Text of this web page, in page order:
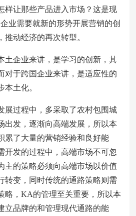
样让那些产品进入市场？这是现
业需要就新的形势开展营销的创
推动经济的再次转型。
企业来讲，是学习的创新，其
对于跨国企业来讲，是适应性的
本土化。
过程中，多采取了农村包围城
出发，逐渐向高端发展，所以本
累了大量的营销经验和良好能
开发的过程中，高端市场不可忽
主的策略必须向高端市场以价值
转变，同时传统的通路策略则需
略，KA的管理至关重要，所以本
立品牌的和管理现代通路的能